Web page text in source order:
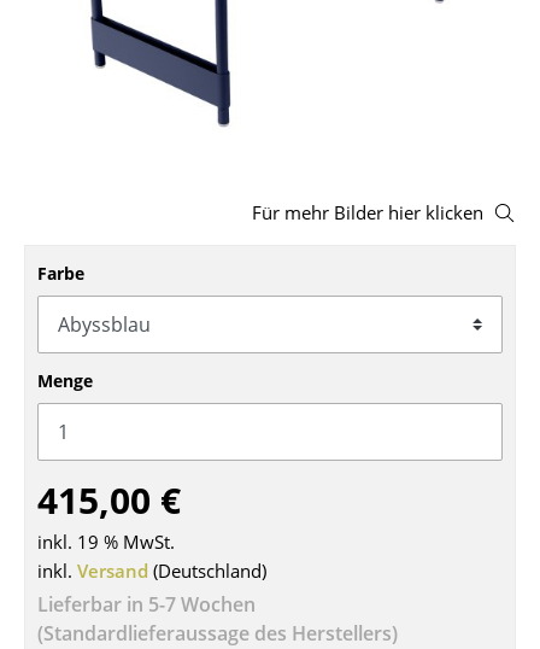
Hocker
Bänke & Liegen
Schaukelstühle
Bürodrehstühle
Bürosessel
Einzelteile
... alle Sitzmöbel
Tische
Esstische
Für mehr Bilder hier klicken
Farbe
Menge
415,00 €
inkl. 19 % MwSt.
inkl. Versand (Deutschland)
Lieferbar in 5-7 Wochen
(Standardlieferaussage des Herstellers)